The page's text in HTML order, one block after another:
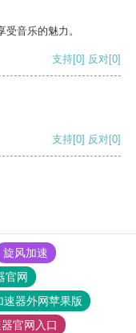
音乐的魅力。
支持[0] 反对[0]
支持[0] 反对[0]
旋风加速
官网
速器外网苹果版
官网入口